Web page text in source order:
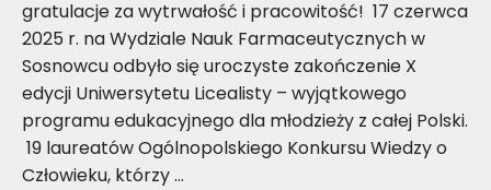
gratulacje za wytrwałość i pracowitość! 17 czerwca
2025 r. na Wydziale Nauk Farmaceutycznych w
Sosnowcu odbyło się uroczyste zakończenie X
edycji Uniwersytetu Licealisty – wyjątkowego
programu edukacyjnego dla młodzieży z całej Polski.
19 laureatów Ogólnopolskiego Konkursu Wiedzy o
Człowieku, którzy …